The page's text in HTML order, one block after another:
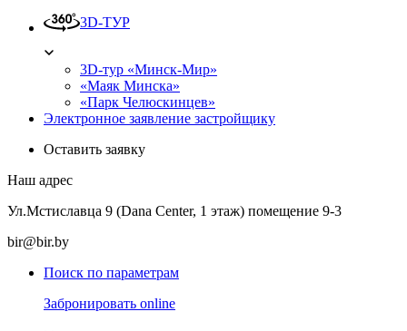
3D-ТУР
3D-тур «Минск-Мир»
«Маяк Минска»
«Парк Челюскинцев»
Электронное заявление застройщику
Оставить заявку
Наш адрес
Ул.Мстиславца 9 (Dana Center, 1 этаж) помещение 9-3
bir@bir.by
Поиск по параметрам
Забронировать online